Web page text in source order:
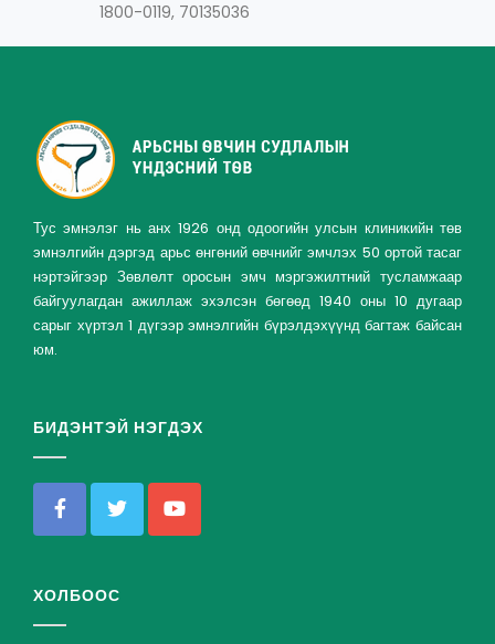
1800-0119, 70135036
Тус эмнэлэг нь анх 1926 онд одоогийн улсын клиникийн төв
эмнэлгийн дэргэд арьс өнгөний өвчнийг эмчлэх 50 ортой тасаг
нэртэйгээр Зөвлөлт оросын эмч мэргэжилтний тусламжаар
байгуулагдан ажиллаж эхэлсэн бөгөөд 1940 оны 10 дугаар
сарыг хүртэл 1 дүгээр эмнэлгийн бүрэлдэхүүнд багтаж байсан
юм.
БИДЭНТЭЙ НЭГДЭХ
ХОЛБООС